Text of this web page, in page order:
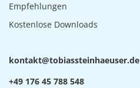
Empfehlungen
Kostenlose Downloads
ed.re
sueah
niets
saibo
t@tka
tnok
+49 176 45 788 548